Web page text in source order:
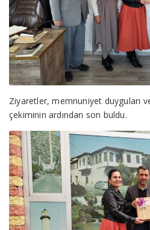
Ziyaretler, memnuniyet duyguları
çekiminin ardından son buldu.